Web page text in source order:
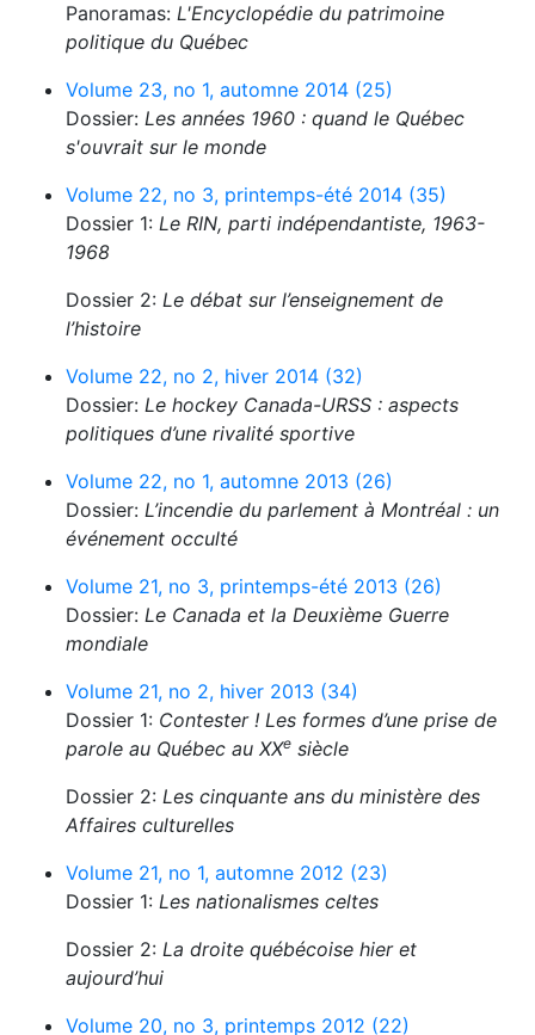
Panoramas: L'Encyclopédie du patrimoine
politique du Québec
Volume 23, no 1, automne 2014 (25)
Dossier: Les années 1960 : quand le Québec
s'ouvrait sur le monde
Volume 22, no 3, printemps-été 2014 (35)
Dossier 1: Le RIN, parti indépendantiste, 1963-
1968
Dossier 2: Le débat sur l’enseignement de
l’histoire
Volume 22, no 2, hiver 2014 (32)
Dossier: Le hockey Canada-URSS : aspects
politiques d’une rivalité sportive
Volume 22, no 1, automne 2013 (26)
Dossier: L’incendie du parlement à Montréal : un
événement occulté
Volume 21, no 3, printemps-été 2013 (26)
Dossier: Le Canada et la Deuxième Guerre
mondiale
Volume 21, no 2, hiver 2013 (34)
Dossier 1: Contester ! Les formes d’une prise de
parole au Québec au XXe siècle
Dossier 2: Les cinquante ans du ministère des
Affaires culturelles
Volume 21, no 1, automne 2012 (23)
Dossier 1: Les nationalismes celtes
Dossier 2: La droite québécoise hier et
aujourd’hui
Volume 20, no 3, printemps 2012 (22)